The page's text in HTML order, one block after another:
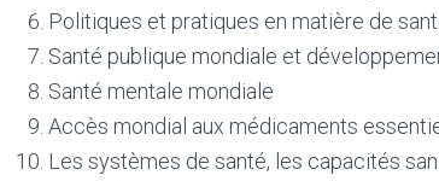
Politiques et pratiques en matière de
Santé publique mondiale et
Santé mentale mondiale
Accès mondial aux médicaments
Les systèmes de santé, les capacités